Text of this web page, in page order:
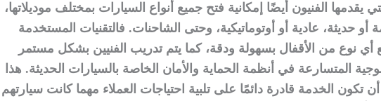
يقدمها الفنيون أيضًا إمكانية فتح جميع أنواع السيارات بمختلف موديلاتها،
حديثة، عادية أو أوتوماتيكية، وحتى الشاحنات. فالتقنيات المستخدمة
أي نوع من الأقفال بسهولة ودقة، كما يتم تدريب الفنيين بشكل مستمر
المتسارعة في أنظمة الحماية والأمان الخاصة بالسيارات الحديثة. هذا
تكون الخدمة قادرة دائمًا على تلبية احتياجات العملاء مهما كانت سيارتهم